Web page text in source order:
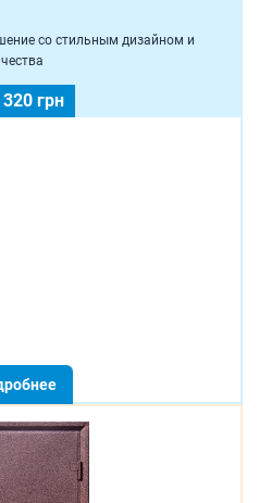
со стильным дизайном и
грн